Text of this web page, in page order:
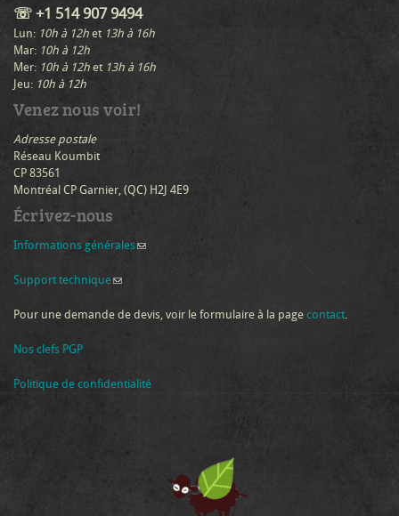
☏ +1 514 907 9494
Lun: 10h à 12h et 13h à 16h
Mar: 10h à 12h
Mer: 10h à 12h et 13h à 16h
Jeu: 10h à 12h
Venez nous voir!
Adresse postale
Réseau Koumbit
CP 83561
Montréal CP Garnier, (QC) H2J 4E9
Écrivez-nous
Informations générales(link sends e-mail)
Support technique(link sends e-mail)
Pour une demande de devis, voir le formulaire à la page contact.
Nos clefs PGP
Politique de confidentialité